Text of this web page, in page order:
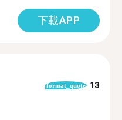
下載APP
format_quote 13